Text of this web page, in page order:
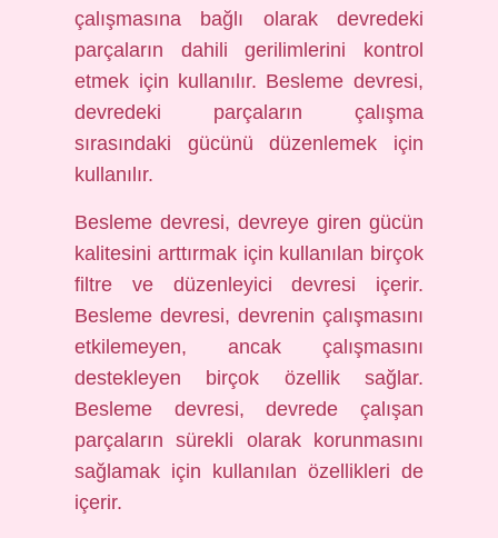
çalışmasına bağlı olarak devredeki
parçaların dahili gerilimlerini kontrol
etmek için kullanılır. Besleme devresi,
devredeki parçaların çalışma
sırasındaki gücünü düzenlemek için
kullanılır.
Besleme devresi, devreye giren gücün
kalitesini arttırmak için kullanılan birçok
filtre ve düzenleyici devresi içerir.
Besleme devresi, devrenin çalışmasını
etkilemeyen, ancak çalışmasını
destekleyen birçok özellik sağlar.
Besleme devresi, devrede çalışan
parçaların sürekli olarak korunmasını
sağlamak için kullanılan özellikleri de
içerir.